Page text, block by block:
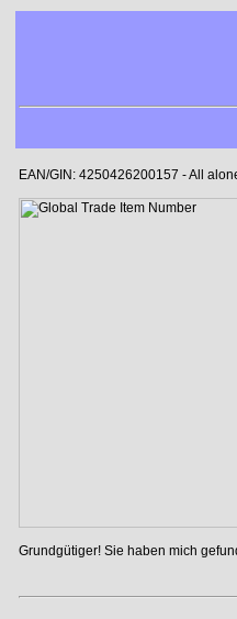
EAN/GIN: 4250426200157 - All
Grundgütiger! Sie haben mich